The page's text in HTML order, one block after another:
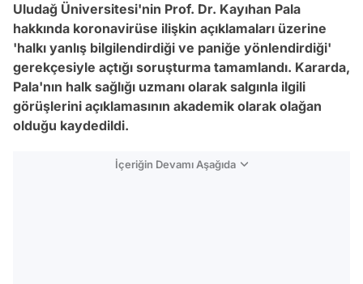
Uludağ Üniversitesi'nin Prof. Dr. Kayıhan Pala
hakkında koronavirüse ilişkin açıklamaları üzerine
'halkı yanlış bilgilendirdiği ve paniğe yönlendirdiği'
gerekçesiyle açtığı soruşturma tamamlandı. Kararda,
Pala'nın halk sağlığı uzmanı olarak salgınla ilgili
görüşlerini açıklamasının akademik olarak olağan
olduğu kaydedildi.
İçeriğin Devamı Aşağıda